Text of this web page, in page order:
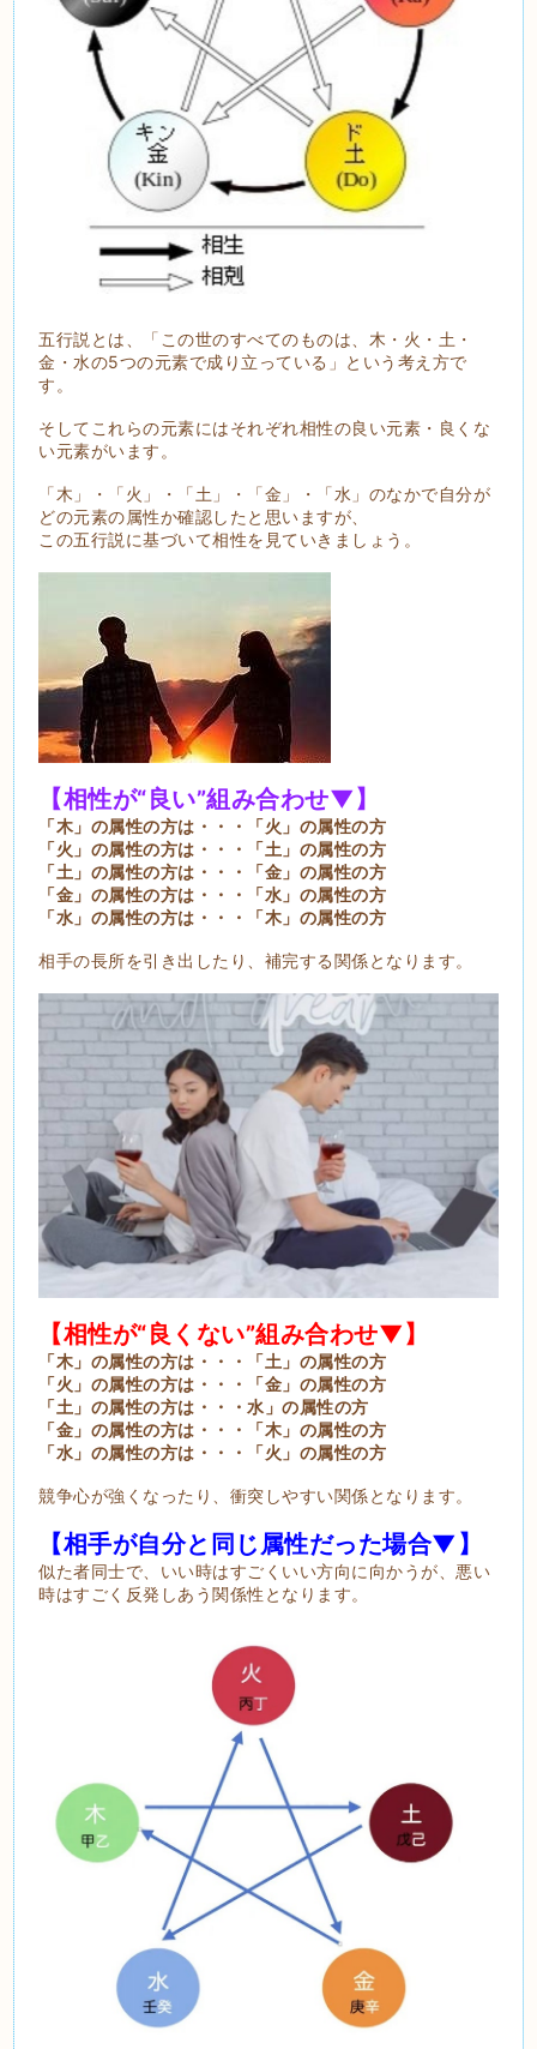
五行説とは、「この世のすべてのものは、木・火・土・
金・水の5つの元素で成り立っている」という考え方で
す。
そしてこれらの元素にはそれぞれ相性の良い元素・良くな
い元素がいます。
「木」・「火」・「土」・「金」・「水」のなかで自分が
どの元素の属性か確認したと思いますが、
この五行説に基づいて相性を見ていきましょう。
【相性が“良い”組み合わせ▼】
「木」の属性の方は・・・「火」の属性の方
「火」の属性の方は・・・「土」の属性の方
「土」の属性の方は・・・「金」の属性の方
「金」の属性の方は・・・「水」の属性の方
「水」の属性の方は・・・「木」の属性の方
相手の長所を引き出したり、補完する関係となります。
【相性が“良くない”組み合わせ▼】
「木」の属性の方は・・・「土」の属性の方
「火」の属性の方は・・・「金」の属性の方
「土」の属性の方は・・・水」の属性の方
「金」の属性の方は・・・「木」の属性の方
「水」の属性の方は・・・「火」の属性の方
競争心が強くなったり、衝突しやすい関係となります。
【相手が自分と同じ属性だった場合▼】
似た者同士で、いい時はすごくいい方向に向かうが、悪い
時はすごく反発しあう関係性となります。